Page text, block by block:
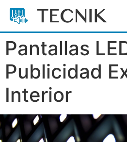
Pantallas
Publicidad
Interior